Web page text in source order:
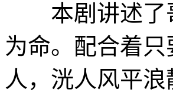
本剧讲述了哥
为命。配合着
人，洸人风平